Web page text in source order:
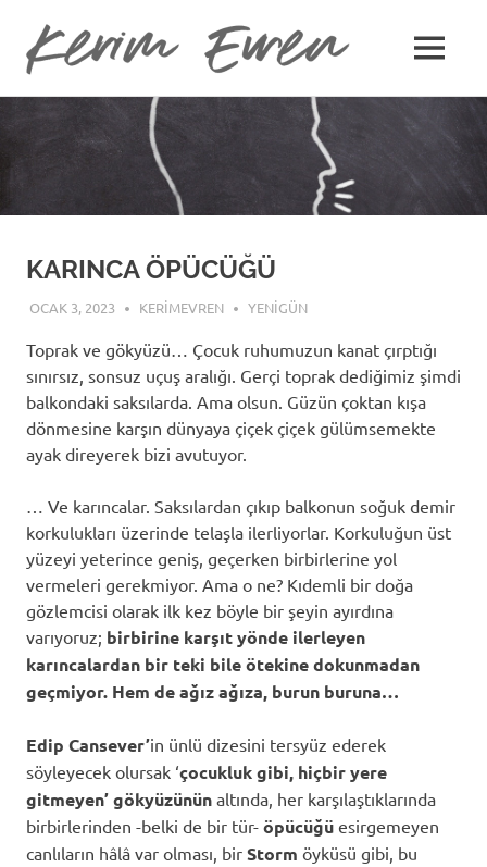
to
content
Kerim
Evren
Evren'in
MENU
KARINCA ÖPÜCÜĞÜ
OCAK 3, 2023 KERIMEVREN YENIGÜN
Toprak ve gökyüzü… Çocuk ruhumuzun kanat çırptığı
sınırsız, sonsuz uçuş aralığı. Gerçi toprak dediğimiz şimdi
balkondaki saksılarda. Ama olsun. Güzün çoktan kışa
dönmesine karşın dünyaya çiçek çiçek gülümsemekte
ayak direyerek bizi avutuyor.
… Ve karıncalar. Saksılardan çıkıp balkonun soğuk demir
korkulukları üzerinde telaşla ilerliyorlar. Korkuluğun üst
yüzeyi yeterince geniş, geçerken birbirlerine yol
vermeleri gerekmiyor. Ama o ne? Kıdemli bir doğa
gözlemcisi olarak ilk kez böyle bir şeyin ayırdına
varıyoruz; birbirine karşıt yönde ilerleyen
karıncalardan bir teki bile ötekine dokunmadan
geçmiyor. Hem de ağız ağıza, burun buruna…
Edip Cansever’in ünlü dizesini tersyüz ederek
söyleyecek olursak ‘çocukluk gibi, hiçbir yere
gitmeyen’ gökyüzünün altında, her karşılaştıklarında
birbirlerinden -belki de bir tür- öpücüğü esirgemeyen
canlıların hâlâ var olması, bir Storm öyküsü gibi, bu